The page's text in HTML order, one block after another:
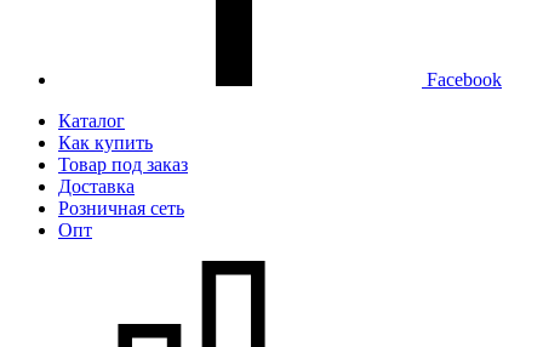
Facebook
Каталог
Как купить
Товар под заказ
Доставка
Розничная сеть
Опт